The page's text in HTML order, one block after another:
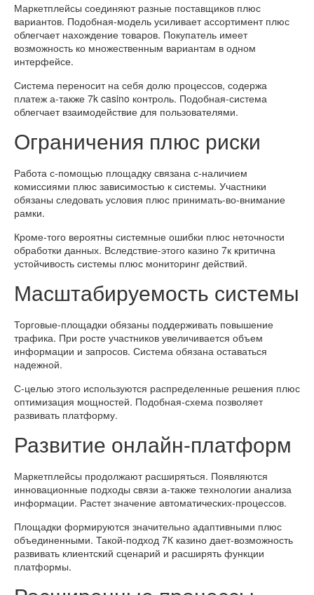
Маркетплейсы соединяют разные поставщиков плюс
вариантов. Подобная-модель усиливает ассортимент плюс
облегчает нахождение товаров. Покупатель имеет
возможность ко множественным вариантам в одном
интерфейсе.
Система переносит на себя долю процессов, содержа
платеж а-также 7k casino контроль. Подобная-система
облегчает взаимодействие для пользователями.
Ограничения плюс риски
Работа с-помощью площадку связана с-наличием
комиссиями плюс зависимостью к системы. Участники
обязаны следовать условия плюс принимать-во-внимание
рамки.
Кроме-того вероятны системные ошибки плюс неточности
обработки данных. Вследствие-этого казино 7к критична
устойчивость системы плюс мониторинг действий.
Масштабируемость системы
Торговые-площадки обязаны поддерживать повышение
трафика. При росте участников увеличивается объем
информации и запросов. Система обязана оставаться
надежной.
С-целью этого используются распределенные решения плюс
оптимизация мощностей. Подобная-схема позволяет
развивать платформу.
Развитие онлайн-платформ
Маркетплейсы продолжают расширяться. Появляются
инновационные подходы связи а-также технологии анализа
информации. Растет значение автоматических-процессов.
Площадки формируются значительно адаптивными плюс
объединенными. Такой-подход 7К казино дает-возможность
развивать клиентский сценарий и расширять функции
платформы.